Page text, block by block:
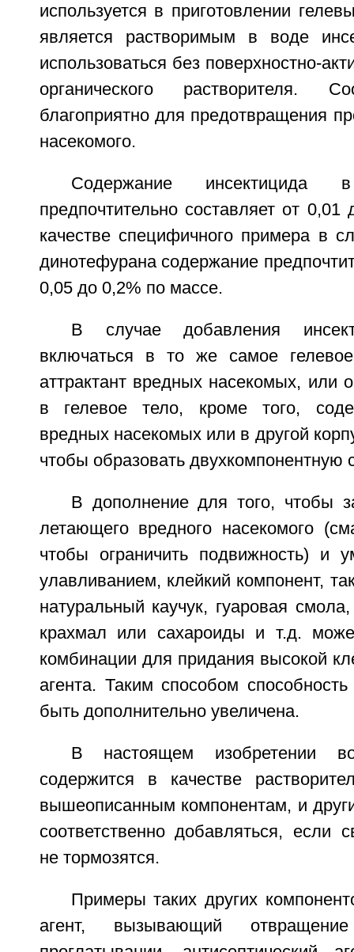
используется в приготовлении
является растворимым в воде
использоваться без поверхностно-
органического растворителя.
благоприятно для предотвращения
насекомого.
Содержание
предпочтительно составляет от
качестве специфичного примера в
динотефурана содержание
0,05 до 0,2% по массе.
В случае добавления
включаться в то же самое
аттрактант вредных насекомых, или
в гелевое тело, кроме того,
вредных насекомых или в другой
чтобы образовать двухкомпонентную
В дополнение для того, чтобы
летающего вредного насекомого
чтобы ограничить подвижность) и
улавливанием, клейкий компонент,
натуральный каучук, гуаровая
крахмал или сахароиды и т.д.
комбинации для придания высокой
агента. Таким способом
быть дополнительно увеличена.
В настоящем изобретении
содержится в качестве
вышеописанным компонентам, и
соответственно добавляться, если
не тормозятся.
Примеры таких других
агент, вызывающий